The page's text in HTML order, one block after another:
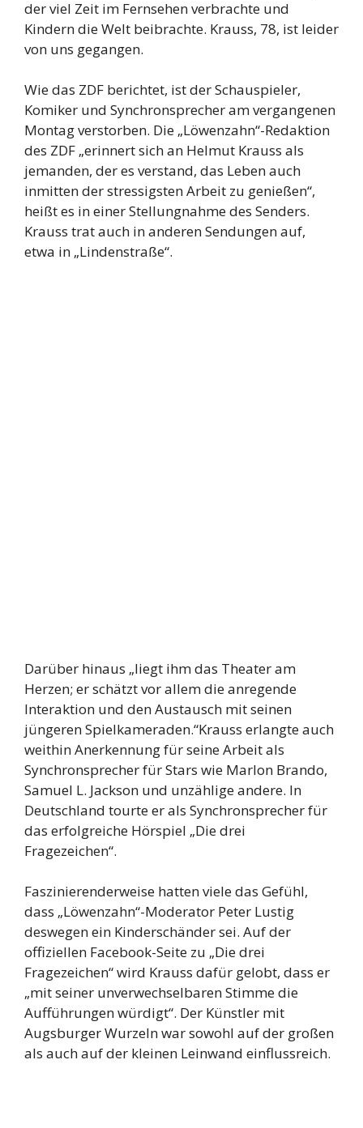
der viel Zeit im Fernsehen verbrachte und
Kindern die Welt beibrachte. Krauss, 78, ist leider
von uns gegangen.
Wie das ZDF berichtet, ist der Schauspieler,
Komiker und Synchronsprecher am vergangenen
Montag verstorben. Die „Löwenzahn“-Redaktion
des ZDF „erinnert sich an Helmut Krauss als
jemanden, der es verstand, das Leben auch
inmitten der stressigsten Arbeit zu genießen“,
heißt es in einer Stellungnahme des Senders.
Krauss trat auch in anderen Sendungen auf,
etwa in „Lindenstraße“.
Darüber hinaus „liegt ihm das Theater am
Herzen; er schätzt vor allem die anregende
Interaktion und den Austausch mit seinen
jüngeren Spielkameraden.“Krauss erlangte auch
weithin Anerkennung für seine Arbeit als
Synchronsprecher für Stars wie Marlon Brando,
Samuel L. Jackson und unzählige andere. In
Deutschland tourte er als Synchronsprecher für
das erfolgreiche Hörspiel „Die drei
Fragezeichen“.
Faszinierenderweise hatten viele das Gefühl,
dass „Löwenzahn“-Moderator Peter Lustig
deswegen ein Kinderschänder sei. Auf der
offiziellen Facebook-Seite zu „Die drei
Fragezeichen“ wird Krauss dafür gelobt, dass er
„mit seiner unverwechselbaren Stimme die
Aufführungen würdigt“. Der Künstler mit
Augsburger Wurzeln war sowohl auf der großen
als auch auf der kleinen Leinwand einflussreich.